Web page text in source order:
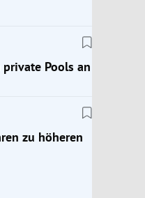
Pools an
zu höheren